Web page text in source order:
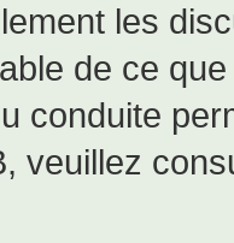
les
de ce
conduite
veuillez